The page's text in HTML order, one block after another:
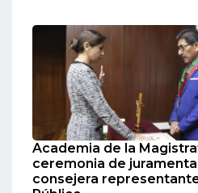
Academia de la
ceremonia de
consejera